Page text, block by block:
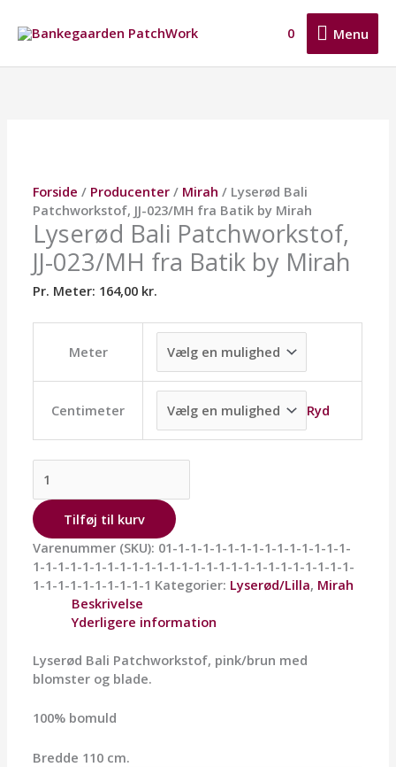
indholdet
Menu
Menu
0
Forside / Producenter / Mirah / Lyserød Bali
Patchworkstof, JJ-023/MH fra Batik by Mirah
Lyserød Bali Patchworkstof,
JJ-023/MH fra Batik by Mirah
Pr. Meter: 164,00 kr.
Meter
Centimeter Ryd
Batik
by
Mirah
antal
Tilføj til kurv
Varenummer (SKU): 01-1-1-1-1-1-1-1-1-1-1-1-1-1-1-
1-1-1-1-1-1-1-1-1-1-1-1-1-1-1-1-1-1-1-1-1-1-1-1-1-1-
1-1-1-1-1-1-1-1-1-1 Kategorier: Lyserød/Lilla, Mirah
Beskrivelse
Yderligere information
Lyserød Bali Patchworkstof, pink/brun med
blomster og blade.
100% bomuld
Bredde 110 cm.
kan
vælges
på
varesiden
kan
vælges
på
varesiden
kan
vælges
på
varesiden